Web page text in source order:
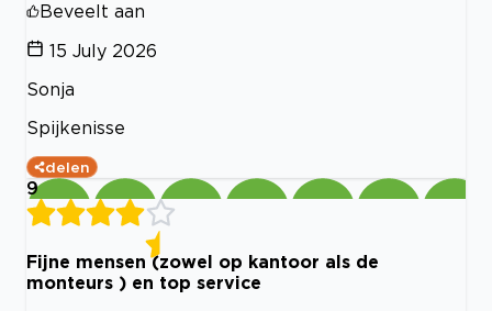
Beveelt aan
15 July 2026
Sonja
Spijkenisse
delen
9
Fijne mensen (zowel op kantoor als de
monteurs ) en top service